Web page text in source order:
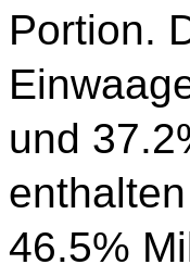
Portion.
und
46.5%